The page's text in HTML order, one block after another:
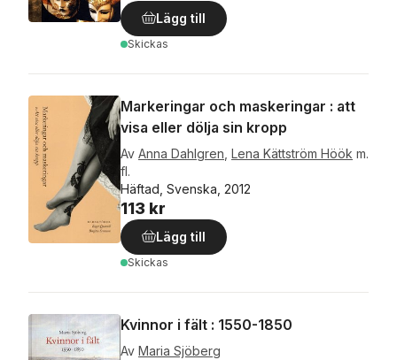
Lägg till
Skickas
Markeringar och maskeringar : att
visa eller dölja sin kropp
Av Anna Dahlgren Lena Kättström Höök m.
fl.
Häftad, Svenska, 2012
113 kr
Lägg till
Skickas
Kvinnor i fält : 1550-1850
Av Maria Sjöberg